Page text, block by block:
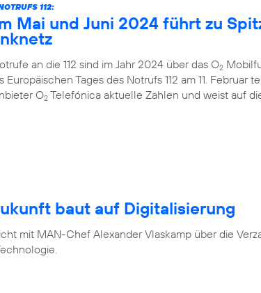
112:
Mai und Juni 2024 führt zu
an die 112 sind im Jahr 2024 über das O2
Tages des Notrufs 112 am 11. Februar
O2 Telefónica aktuelle Zahlen und weist auf
baut auf Digitalisierung
mit MAN-Chef Alexander Vlaskamp über die